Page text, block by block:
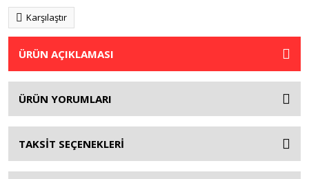
Karşılaştır
ÜRÜN AÇIKLAMASI
ÜRÜN YORUMLARI
TAKSİT SEÇENEKLERİ